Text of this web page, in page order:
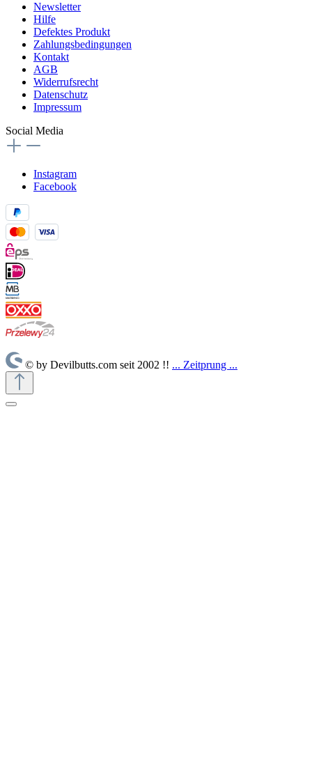
Newsletter
Hilfe
Defektes Produkt
Zahlungsbedingungen
Kontakt
AGB
Widerrufsrecht
Datenschutz
Impressum
Social Media
Instagram
Facebook
© by Devilbutts.com seit 2002 !! ... Zeitprung ...